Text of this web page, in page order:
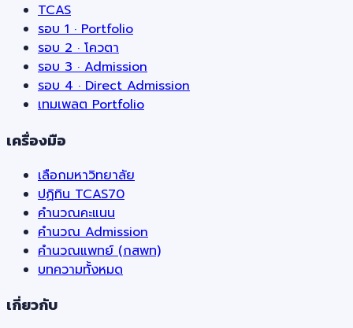
TCAS
รอบ 1 · Portfolio
รอบ 2 · โควตา
รอบ 3 · Admission
รอบ 4 · Direct Admission
เทมเพลต Portfolio
เครื่องมือ
เลือกมหาวิทยาลัย
ปฏิทิน TCAS70
คำนวณคะแนน
คำนวณ Admission
คำนวณแพทย์ (กสพท)
บทความทั้งหมด
เกี่ยวกับ